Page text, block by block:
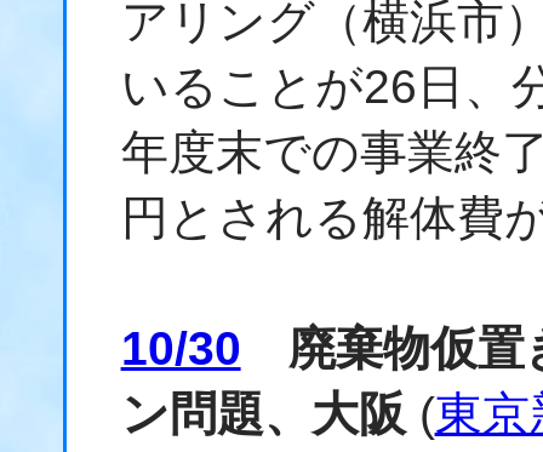
アリング（横浜市
いることが26日、
年度末での事業終
円とされる解体費
10/30 廃棄物仮置
ン問題、大阪 (東京